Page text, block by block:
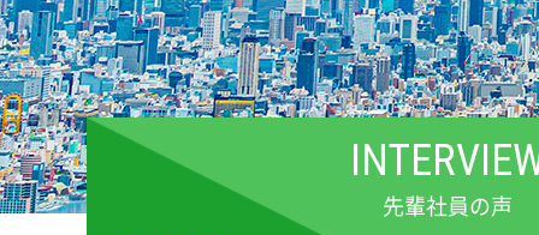
先輩社員の声